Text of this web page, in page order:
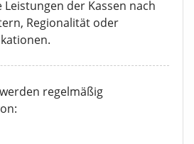
Leistungen der Kassen nach
Regionalität oder
regelmäßig